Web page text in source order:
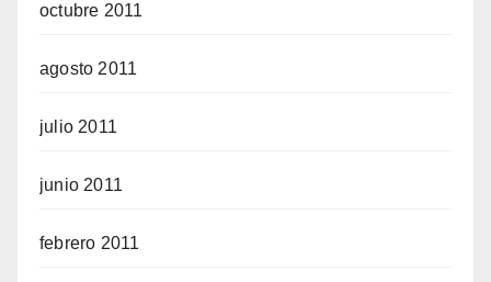
octubre 2011
agosto 2011
julio 2011
junio 2011
febrero 2011